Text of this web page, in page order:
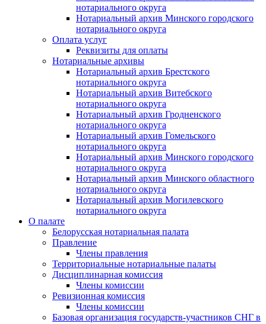
нотариального округа
Нотариальный архив Минского городского
нотариального округа
Оплата услуг
Реквизиты для оплаты
Нотариальные архивы
Нотариальный архив Брестского
нотариального округа
Нотариальный архив Витебского
нотариального округа
Нотариальный архив Гродненского
нотариального округа
Нотариальный архив Гомельского
нотариального округа
Нотариальный архив Минского городского
нотариального округа
Нотариальный архив Минского областного
нотариального округа
Нотариальный архив Могилевского
нотариального округа
О палате
Белорусская нотариальная палата
Правление
Члены правления
Территориальные нотариальные палаты
Дисциплинарная комиссия
Члены комиссии
Ревизионная комиссия
Члены комиссии
Базовая организация государств-участников СНГ в